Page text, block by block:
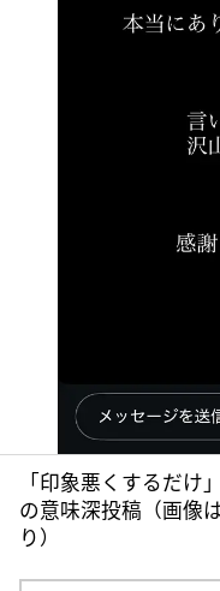
「印象悪くするだけ
の意味深投稿（画像
り）